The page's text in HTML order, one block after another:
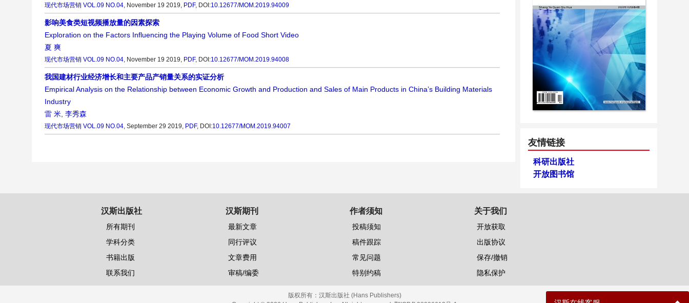
现代市场营销 VOL.09 NO.04, November 19 2019, PDF, DOI:10.12677/MOM.2019.94009
影响美食类短视频播放量的因素探索
Exploration on the Factors Influencing the Playing Volume of Food Short Video
夏 爽
现代市场营销 VOL.09 NO.04, November 19 2019, PDF, DOI:10.12677/MOM.2019.94008
我国建材行业经济增长和主要产品产销量关系的实证分析
Empirical Analysis on the Relationship between Economic Growth and Production and Sales of Main Products in China’s Building Materials
Industry
雷 米, 李秀森
现代市场营销 VOL.09 NO.04, September 29 2019, PDF, DOI:10.12677/MOM.2019.94007
友情链接
科研出版社
开放图书馆
汉斯出版社
所有期刊
学科分类
书籍出版
联系我们
汉斯期刊
最新文章
同行评议
文章费用
审稿/编委
作者须知
投稿须知
稿件跟踪
常见问题
特别约稿
关于我们
开放获取
出版协议
保存/撤销
隐私保护
版权所有： 汉斯出版社 (Hans Publishers)